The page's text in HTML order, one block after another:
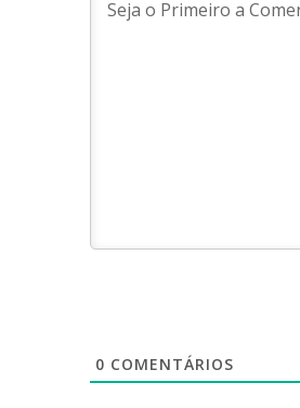
0 COMENTÁRIOS